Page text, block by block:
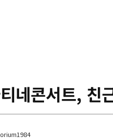
네콘서트, 친